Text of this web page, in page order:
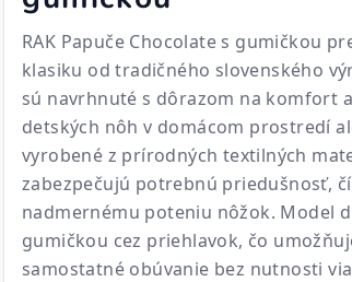
RAK Papuče Chocolate s gumičkou
klasiku od tradičného slovenského
sú navrhnuté s dôrazom na komfort
detských nôh v domácom prostredí
vyrobené z prírodných textilných
zabezpečujú potrebnú priedušnosť,
nadmernému poteniu nôžok. Model
gumičkou cez priehlavok, čo
samostatné obúvanie bez nutnosti